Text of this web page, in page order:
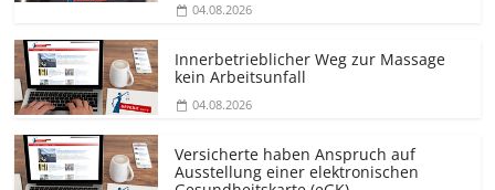
04.08.2026
Innerbetrieblicher Weg zur Massage
kein Arbeitsunfall
04.08.2026
Versicherte haben Anspruch auf
Ausstellung einer elektronischen